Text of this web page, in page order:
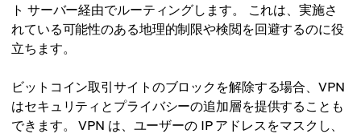
ト サーバー経由でルーティングします。 これは、実施さ
れている可能性のある地理的制限や検閲を回避するのに役
立ちます。
ビットコイン取引サイトのブロックを解除する場合、VPN
はセキュリティとプライバシーの追加層を提供することも
できます。 VPN は、ユーザーの IP アドレスをマスクし、